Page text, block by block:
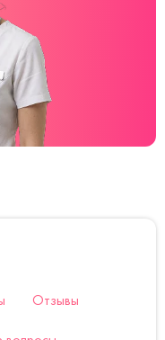
Отзывы